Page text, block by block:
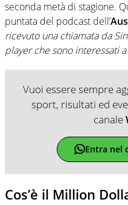
seconda metà di stagione.
puntata del podcast dell’
ricevuto una chiamata da
player che sono interessati
Vuoi essere sempre
sport, risultati ed
canale
Entra nel
Cos’è il Million